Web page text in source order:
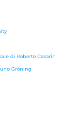
di Roberto Casarin
Gröning